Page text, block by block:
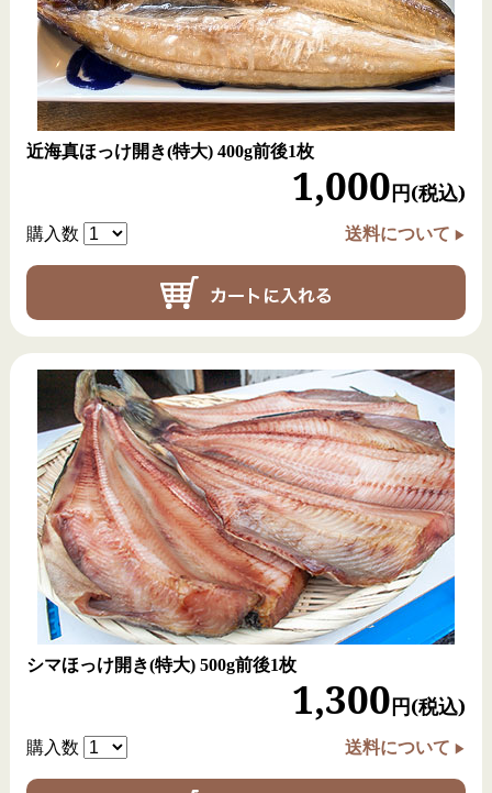
近海真ほっけ開き(特大) 400g前後1枚
1,000円(税込)
送料について
購入数
シマほっけ開き(特大) 500g前後1枚
1,300円(税込)
送料について
購入数
この道40年、厳選商品を
卸市場から直接仕入れ！
社長自ら毎朝卸市場に買い付けに行き、その日
の
を仕入れ、販売しています。
函館朝市で水産物を長年取り扱って来た経験か
ら、活きの良さと安さ！共に自信あり！